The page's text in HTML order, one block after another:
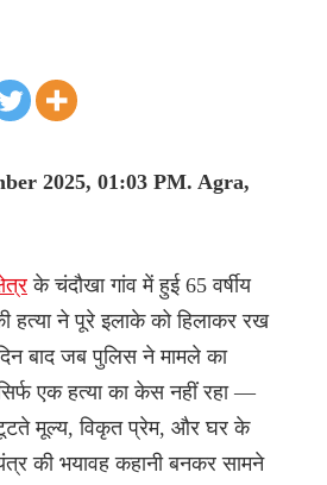
2025, 01:03 PM. Agra,
के चंदौखा गांव में हुई 65 वर्षीय
हत्या ने पूरे इलाके को हिलाकर रख
बाद जब पुलिस ने मामले का
एक हत्या का केस नहीं रहा —
टूटते मूल्य, विकृत प्रेम, और घर के
की भयावह कहानी बनकर सामने